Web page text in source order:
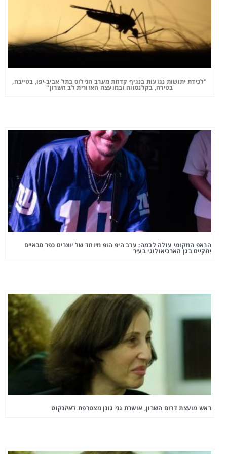
"לכידת יתושות נגועות בנגיף קדחת מערב הנילוס בתל אביב-יפו, בטייבה,
בטירה, בקלנסווה ובמועצה האזורית לב השרון"
הראפ המקומי עולה לבמה: ערב היפ הופ מיוחד של יוצרים כפר סבאיים
יתקיים בגן הארכיאולוגי בעיר
ראש מועצת דרום השרון, אושרת גני גונן מצטרפת לאיזנקוט